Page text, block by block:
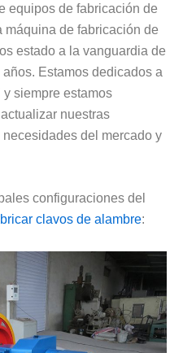
equipos de fabricación de
máquina de fabricación de
estado a la vanguardia de
Estamos dedicados a
siempre estamos
nuestras
del mercado y
configuraciones del
clavos de alambre: